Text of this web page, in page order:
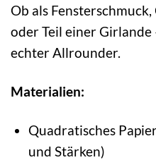
Ob als
oder Teil einer
echter Allrounder.
Materialien:
Quadratisches
und Stärken)